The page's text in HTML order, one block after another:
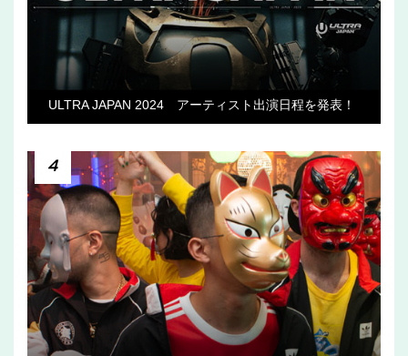
ULTRA JAPAN 2024 アーティスト出演日程を発表！
4